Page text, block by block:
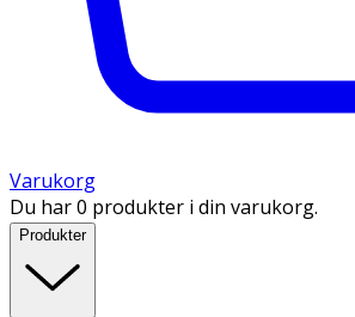
Varukorg
Du har 0 produkter i din varukorg.
Produkter